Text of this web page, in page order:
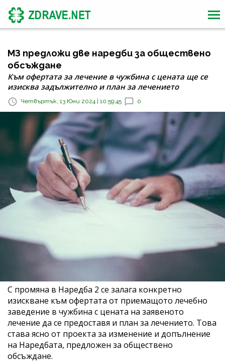
МЗ предложи две наредби за обществено
обсъждане
Към офертата за лечение в чужбина с цената ще се
изисква задължително и план за лечението
Четвъртък, 13 Юни 2024 | 10:59:45 0
С промяна в Наредба 2 се залага конкретно
изискване към офертата от приемащото лечебно
заведение в чужбина с цената на заявеното
лечение да се предоставя и план за лечението. Това
става ясно от проекта за изменение и допълнение
на Наредбата, предложен за обществено
обсъждане.